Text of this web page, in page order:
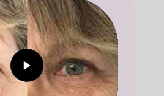
accepter les cookies
et activer ce contenu